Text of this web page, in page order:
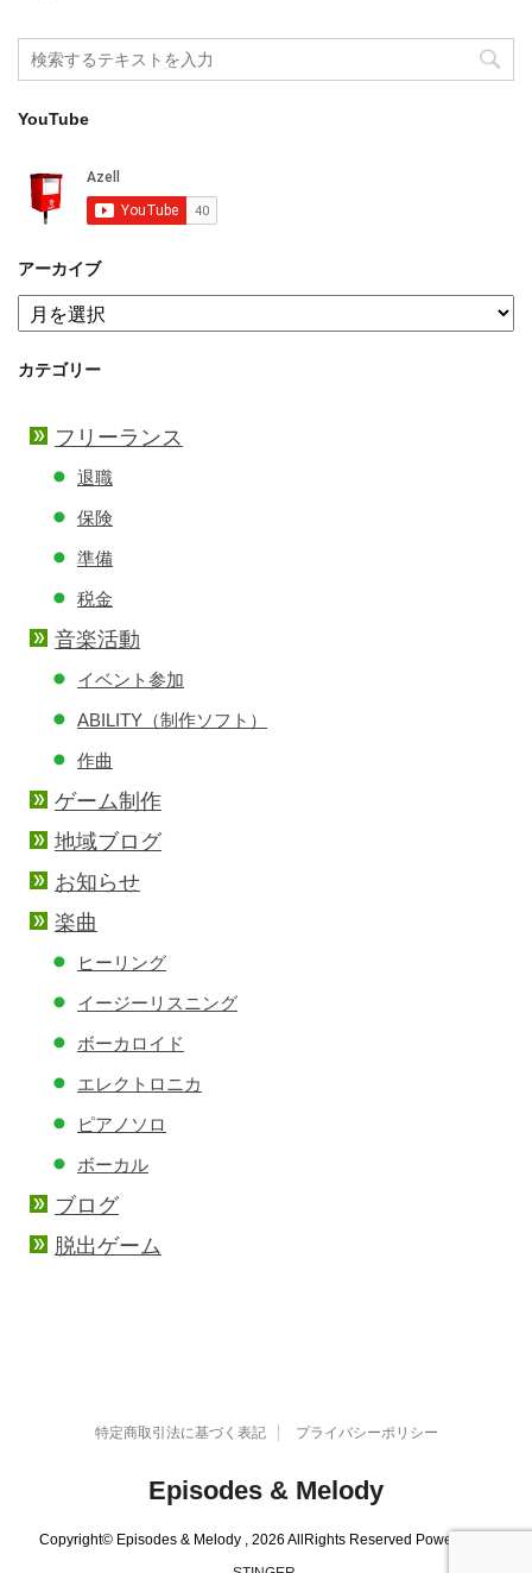
YouTube
アーカイブ
ア
ー
イ
カテゴリー
フリーランス
退職
保険
準備
税金
音楽活動
イベント参加
ABILITY（制作ソフト）
作曲
ゲーム制作
地域ブログ
お知らせ
楽曲
ヒーリング
イージーリスニング
ボーカロイド
エレクトロニカ
ピアノソロ
ボーカル
ブログ
脱出ゲーム
特定商取引法に基づく表記 プライバシーポリシー
Episodes & Melody
Copyright© Episodes & Melody , 2026 AllRights Reserved Powered by